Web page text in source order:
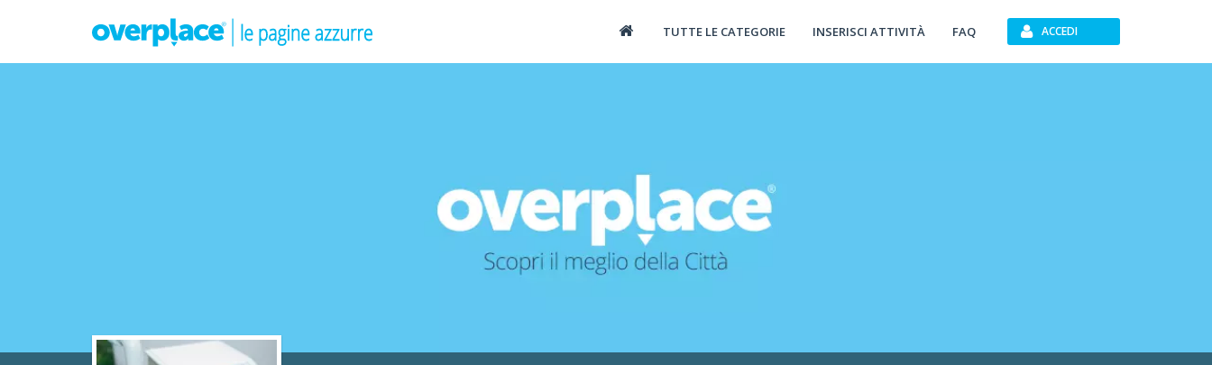
TUTTE LE CATEGORIE INSERISCI ATTIVITÀ FAQ ACCEDI